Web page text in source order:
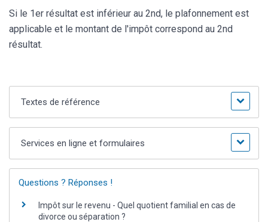
Si le 1er résultat est inférieur au 2nd, le plafonnement est
applicable et le montant de l'impôt correspond au 2nd
résultat.
Textes de référence
Services en ligne et formulaires
Questions ? Réponses !
Impôt sur le revenu - Quel quotient familial en cas de
divorce ou séparation ?